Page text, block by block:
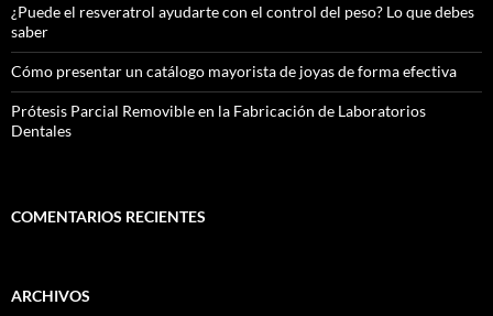
¿Puede el resveratrol ayudarte con el control del peso? Lo que debes
saber
Cómo presentar un catálogo mayorista de joyas de forma efectiva
Prótesis Parcial Removible en la Fabricación de Laboratorios
Dentales
COMENTARIOS RECIENTES
ARCHIVOS